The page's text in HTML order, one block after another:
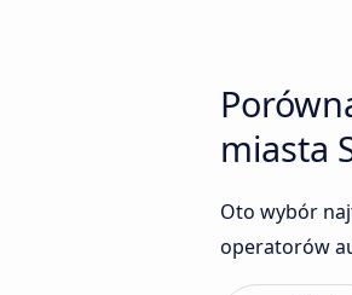
miasta
Oto wybór
operatorów